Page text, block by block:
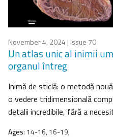
November 4, 2024 | Issue 70
Un atlas unic al inimii
organul întreg
Inimă de sticlă: o metodă
o vedere tridimensională
detalii incredibile, fără a
Ages: 14-16, 16-19;